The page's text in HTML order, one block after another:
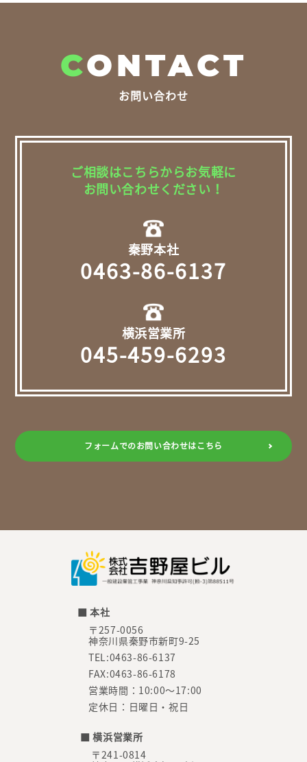
CONTACT
お問い合わせ
ご相談はこちらからお気軽に
お問い合わせください！
秦野本社
0463-86-6137
横浜営業所
045-459-6293
フォームでのお問い合わせはこちら
■ 本社
〒257-0056
神奈川県秦野市新町9-25
TEL:0463-86-6137
FAX:0463-86-6178
営業時間：10:00～17:00
定休日：日曜日・祝日
■ 横浜営業所
〒241-0814